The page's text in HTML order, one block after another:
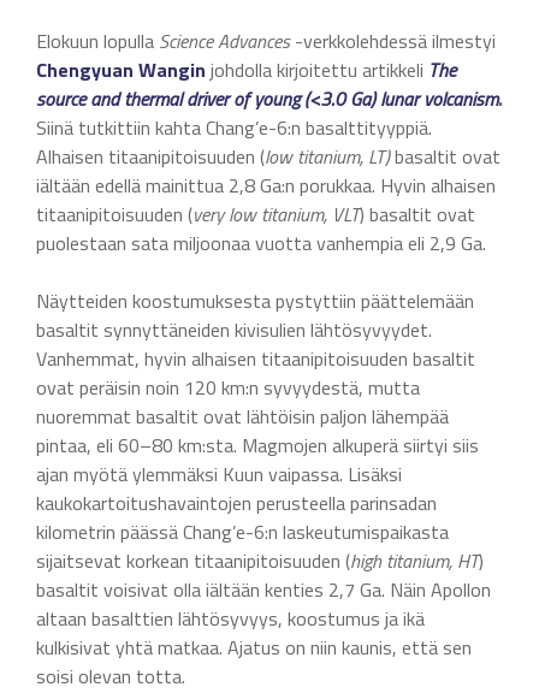
Elokuun lopulla Science Advances-verkkolehdessä ilmestyi
Chengyuan Wangin johdolla kirjoitettu artikkeli The
source and thermal driver of young (<3.0 Ga) lunar volcanism.
Siinä tutkittiin kahta Chang’e-6:n basalttityyppiä.
Alhaisen titaanipitoisuuden (low titanium, LT)basaltit ovat
iältään edellä mainittua 2,8 Ga:n porukkaa. Hyvin alhaisen
titaanipitoisuuden (very low titanium, VLT) basaltit ovat
puolestaan sata miljoonaa vuotta vanhempia eli 2,9 Ga.
Näytteiden koostumuksesta pystyttiin päättelemään
basaltit synnyttäneiden kivisulien lähtösyvyydet.
Vanhemmat, hyvin alhaisen titaanipitoisuuden basaltit
ovat peräisin noin 120 km:n syvyydestä, mutta
nuoremmat basaltit ovat lähtöisin paljon lähempää
pintaa, eli 60–80 km:sta. Magmojen alkuperä siirtyi siis
ajan myötä ylemmäksi Kuun vaipassa. Lisäksi
kaukokartoitushavaintojen perusteella parinsadan
kilometrin päässä Chang’e-6:n laskeutumispaikasta
sijaitsevat korkean titaanipitoisuuden (high titanium, HT)
basaltit voisivat olla iältään kenties 2,7 Ga. Näin Apollon
altaan basalttien lähtösyvyys, koostumus ja ikä
kulkisivat yhtä matkaa. Ajatus on niin kaunis, että sen
soisi olevan totta.